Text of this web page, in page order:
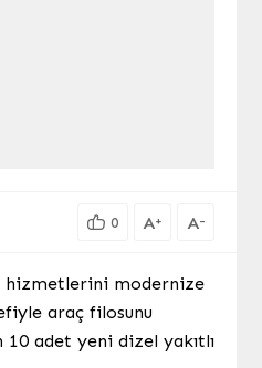
0 A+ A-
hizmetlerini modernize
araç filosunu
10 adet yeni dizel yakıtlı